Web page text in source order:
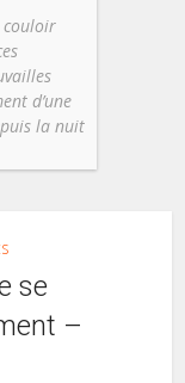
couloir
d’une
la nuit
se
–